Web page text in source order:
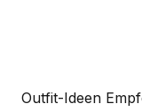
Outfit-Ideen